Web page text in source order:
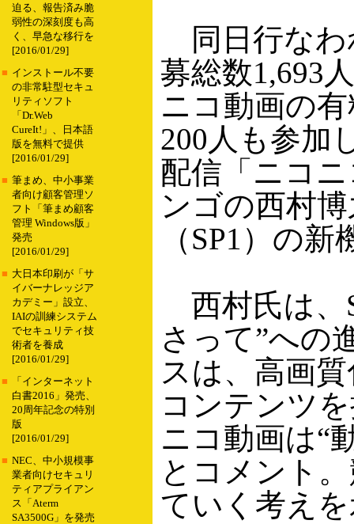
迫る、報告済み脆
弱性の深刻度も高
く、早急な移行を
[2016/01/29]
■ インストール不要
の非常駐型セキュ
リティソフト
「Dr.Web
CureIt!」、日本語
版を無料で提供
[2016/01/29]
■ 筆まめ、中小事業
者向け顧客管理ソ
フト「筆まめ顧客
管理 Windows版」
発売
[2016/01/29]
■ 大日本印刷が「サ
イバーナレッジア
カデミー」設立、
IAIの訓練システム
でセキュリティ技
術者を養成
[2016/01/29]
■
「インターネット
白書2016」発売、
20周年記念の特別
版
[2016/01/29]
■ NEC、中小規模事
業者向けセキュリ
ティアプライアン
ス「Aterm
SA3500G」を発売
同日行なわ
募総数1,693
ニコ動画の
200人も参加
配信「ニコ
ンゴの西村
（SP1）の
西村氏は、
さって”への
スは、高画
コンテンツ
ニコ動画は“
とコメント
ていく考え